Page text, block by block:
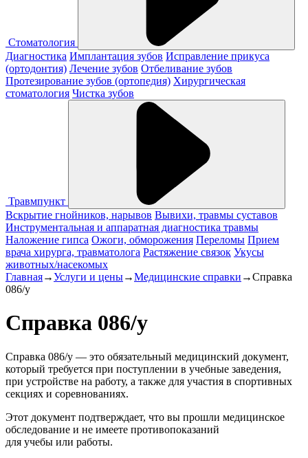
Стоматология
Диагностика Имплантация зубов Исправление прикуса
(ортодонтия) Лечение зубов Отбеливание зубов
Протезирование зубов (ортопедия) Хирургическая
стоматология Чистка зубов
Травмпункт
Вскрытие гнойников, нарывов Вывихи, травмы суставов
Инструментальная и аппаратная диагностика травмы
Наложение гипса Ожоги, обморожения Переломы Прием
врача хирурга, травматолога Растяжение связок Укусы
животных/насекомых
Главная→Услуги и цены→Медицинские справки →Справка
086/у
Справка 086/у
Справка 086/у — это обязательный медицинский документ,
который требуется при поступлении в учебные заведения,
при устройстве на работу, а также для участия в спортивных
секциях и соревнованиях.
Этот документ подтверждает, что вы прошли медицинское
обследование и не имеете противопоказаний
для учебы или работы.